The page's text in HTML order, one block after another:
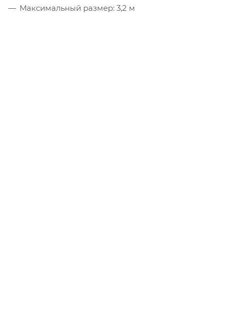
Максимальный размер: 3,2 м